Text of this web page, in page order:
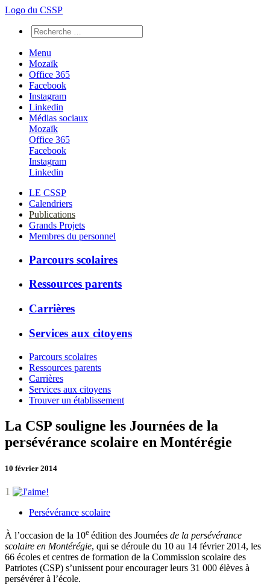
Logo du CSSP
Menu
Mozaïk
Office 365
Facebook
Instagram
Linkedin
Médias sociaux
Mozaïk
Office 365
Facebook
Instagram
Linkedin
LE CSSP
Calendriers
Publications
Grands Projets
Membres du personnel
Parcours scolaires
Ressources parents
Carrières
Services aux citoyens
Parcours scolaires
Ressources parents
Carrières
Services aux citoyens
Trouver un établissement
La CSP souligne les Journées de la
persévérance scolaire en Montérégie
10 février 2014
1
Persévérance scolaire
À l’occasion de la 10e édition des Journées de la persévérance
scolaire en Montérégie, qui se déroule du 10 au 14 février 2014, les
66 écoles et centres de formation de la Commission scolaire des
Patriotes (CSP) s’unissent pour encourager leurs 31 000 élèves à
persévérer à l’école.